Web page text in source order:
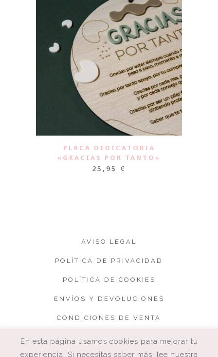
PLACA DEDICATORIA
«GRACIAS POR TANTO»
25,95 €
AVISO LEGAL
POLÍTICA DE PRIVACIDAD
POLÍTICA DE COOKIES
ENVÍOS Y DEVOLUCIONES
CONDICIONES DE VENTA
En esta página usamos cookies para mejorar tu
experiencia. Si necesitas saber más, lee nuestra